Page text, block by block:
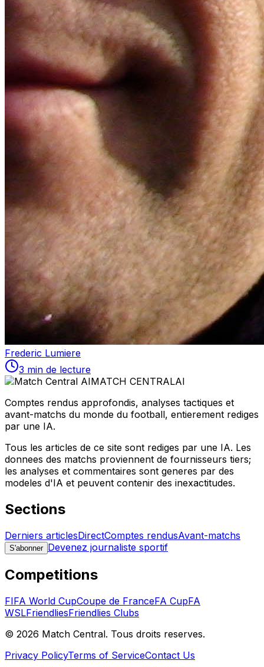
Frederic Lumiere
3 min de lecture
MATCH CENTRALAI
Comptes rendus approfondis, analyses tactiques et
avant-matchs du monde du football, entierement rediges
par une IA.
Tous les articles de ce site sont rediges par une IA. Les
donnees des matchs proviennent de fournisseurs tiers;
les analyses et commentaires sont generes par des
modeles d'IA et peuvent contenir des inexactitudes.
Sections
Derniers articlesDirectComptes rendusAvant-matchs
S'abonner Devenez journaliste sportif
Competitions
FIFA World CupCoupe de FranceFA CupFA
WSLFriendliesFriendlies Clubs
© 2026 Match Central. Tous droits reserves.
Privacy PolicyTerms of ServiceContact Us